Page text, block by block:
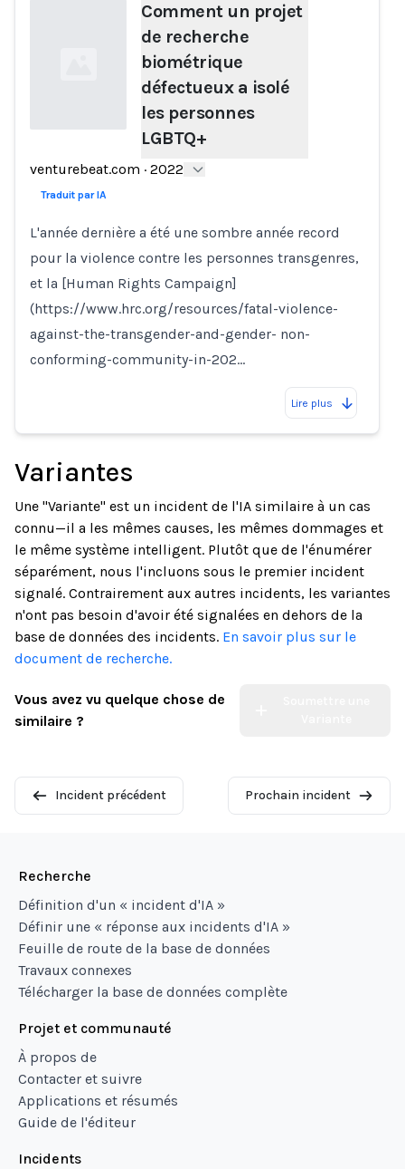
Loading...
Comment un projet
de recherche
biométrique
défectueux a isolé
les personnes
LGBTQ+
venturebeat.com · 2022
Traduit par IA
L'année dernière a été une sombre année record
pour la violence contre les personnes transgenres,
et la [Human Rights Campaign]
(https://www.hrc.org/resources/fatal-violence-
against-the-transgender-and-gender- non-
conforming-community-in-202…
Lire plus
Variantes
Une "Variante" est un incident de l'IA similaire à un cas
connu—il a les mêmes causes, les mêmes dommages et
le même système intelligent. Plutôt que de l'énumérer
séparément, nous l'incluons sous le premier incident
signalé. Contrairement aux autres incidents, les variantes
n'ont pas besoin d'avoir été signalées en dehors de la
base de données des incidents. En savoir plus sur le
document de recherche.
Vous avez vu quelque chose de
similaire ?
Incident précédent Prochain incident
Recherche
Définition d'un « incident d'IA »
Définir une « réponse aux incidents d'IA »
Feuille de route de la base de données
Travaux connexes
Télécharger la base de données complète
Projet et communauté
À propos de
Contacter et suivre
Applications et résumés
Guide de l'éditeur
Incidents